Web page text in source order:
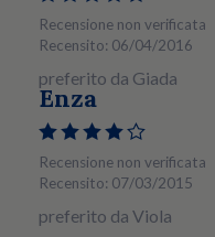
Recensione non verificata
Recensito: 06/04/2016
preferito da Giada
Enza
Recensione non verificata
Recensito: 07/03/2015
preferito da Viola